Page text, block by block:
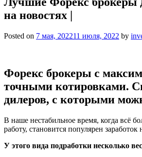
на новостях |
Posted on 7 мая, 202211 июля, 2022 by
Форекс брокеры с
точными котировками.
дилеров, с которыми
В наше нестабильное время, когда всё
работу, становится популярен заработок
У этого вида подработки несколько